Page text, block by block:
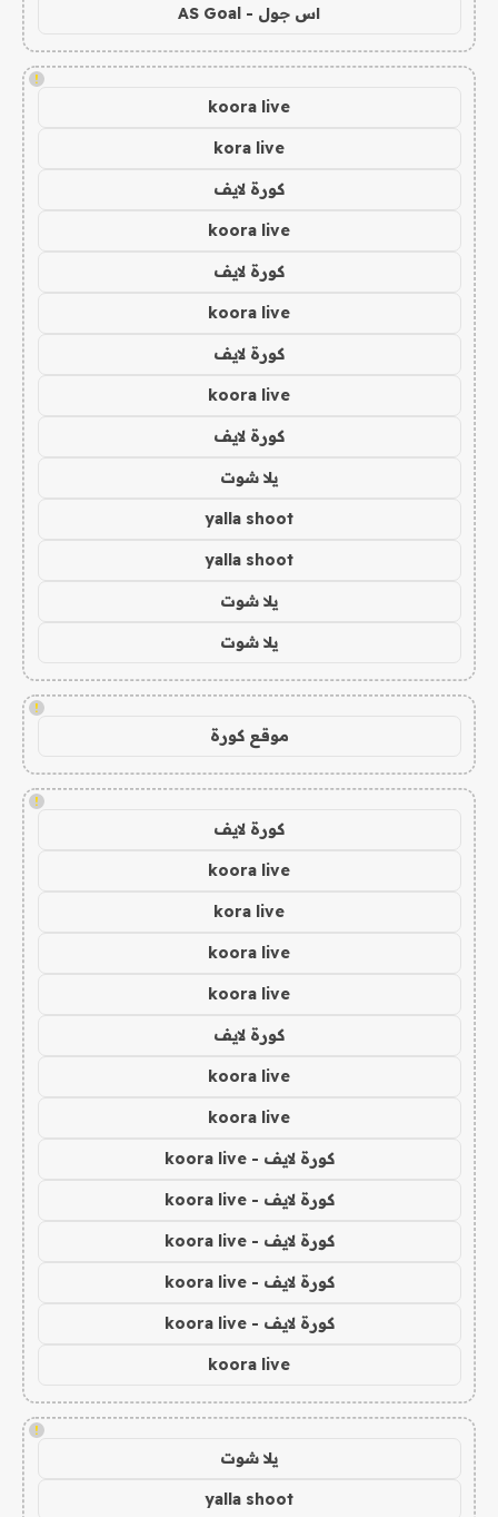
اس جول - AS Goal
!
koora live
kora live
كورة لايف
koora live
كورة لايف
koora live
كورة لايف
koora live
كورة لايف
يلا شوت
yalla shoot
yalla shoot
يلا شوت
يلا شوت
!
موقع كورة
!
كورة لايف
koora live
kora live
koora live
koora live
كورة لايف
koora live
koora live
كورة لايف - koora live
كورة لايف - koora live
كورة لايف - koora live
كورة لايف - koora live
كورة لايف - koora live
koora live
!
يلا شوت
yalla shoot